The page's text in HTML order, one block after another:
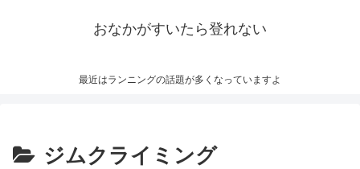
おなかがすいたら登れない
最近はランニングの話題が多くなっていますよ
ジムクライミング